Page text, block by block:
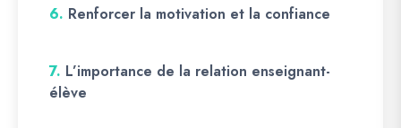
6. Renforcer la motivation et la confiance
7. L’importance de la relation enseignant-
élève